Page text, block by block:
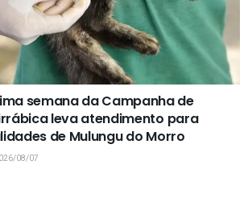
semana da Campanha de
leva atendimento para
de Mulungu do Morro
08/07